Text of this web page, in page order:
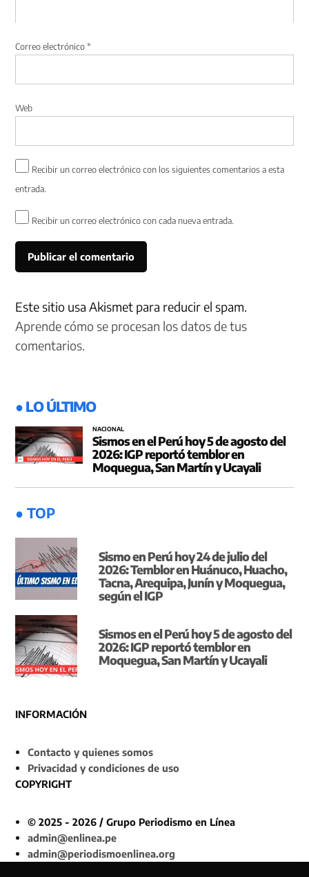
Correo electrónico*
Web
Recibir un correo electrónico con los siguientes comentarios a esta
entrada.
Recibir un correo electrónico con cada nueva entrada.
Este sitio usa Akismet para reducir el spam.
Aprende cómo se procesan los datos de tus
comentarios.
● LO ÚLTIMO
NACIONAL
Sismos en el Perú hoy 5 de agosto del
2026: IGP reportó temblor en
Moquegua, San Martín y Ucayali
● TOP
Sismo en Perú hoy 24 de julio del
2026: Temblor en Huánuco, Huacho,
Tacna, Arequipa, Junín y Moquegua,
según el IGP
Sismos en el Perú hoy 5 de agosto del
2026: IGP reportó temblor en
Moquegua, San Martín y Ucayali
INFORMACIÓN
Contacto y quienes somos
Privacidad y condiciones de uso
COPYRIGHT
© 2025 - 2026 / Grupo Periodismo en Línea
admin@enlinea.pe
admin@periodismoenlinea.org